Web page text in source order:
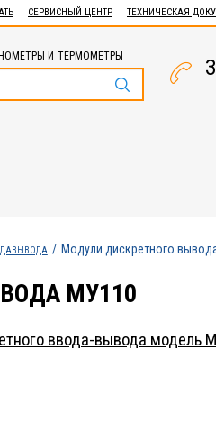
СЕРВИСНЫЙ ЦЕНТР ТЕХНИЧЕСКАЯ
И ТЕРМОМЕТРЫ
Модули дискретного
МУ110
ввода-вывода модель